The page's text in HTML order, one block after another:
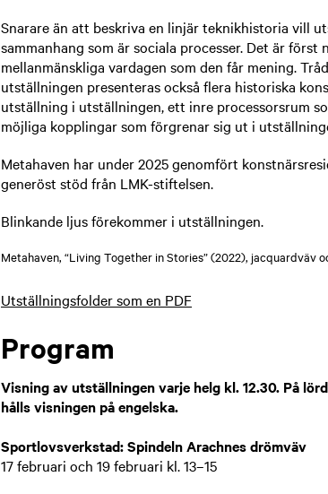
Snarare än att beskriva en linjär teknikhistoria vill
sammanhang som är sociala processer. Det är
mellanmänskliga vardagen som den får mening.
utställningen presenteras också flera historiska
utställning i utställningen, ett inre processorsrum
möjliga kopplingar som förgrenar sig ut i
Metahaven har under 2025 genomfört
generöst stöd från LMK-stiftelsen.
Blinkande ljus förekommer i utställningen.
Metahaven, “Living Together in Stories” (2022), jacquardväv
Utställningsfolder som en PDF
Program
Visning av utställningen varje helg kl. 12.30. På
hålls visningen på engelska.
Sportlovsverkstad: Spindeln Arachnes drömväv
17 februari och 19 februari kl. 13–15